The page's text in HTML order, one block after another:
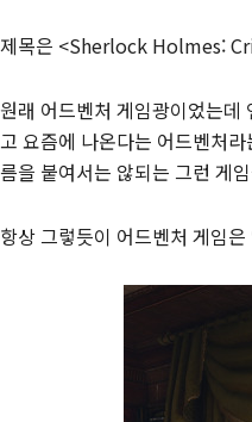
제목은 <Sherlock Holmes:
원래 어드벤처 게임광이었는데
고 요즘에 나온다는 어드벤처
름을 붙여서는 않되는 그런 게
항상 그렇듯이 어드벤처 게임